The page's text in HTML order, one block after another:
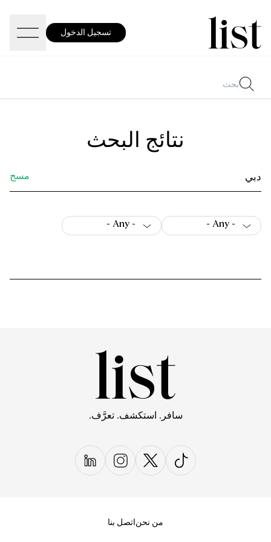
تسجيل الدخول
نتائج البحث
مسح
سافر. استكشف. تعرَّف.
من نحن اتصل بنا